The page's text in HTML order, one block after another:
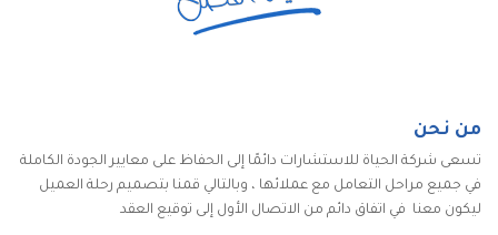
من نحن
تسعى شركة الحياة للاستشارات دائمًا إلى الحفاظ على معايير الجودة الكاملة
في جميع مراحل التعامل مع عملائها ، وبالتالي قمنا بتصميم رحلة العميل
ليكون معنا في اتفاق دائم من الاتصال الأول إلى توقيع العقد